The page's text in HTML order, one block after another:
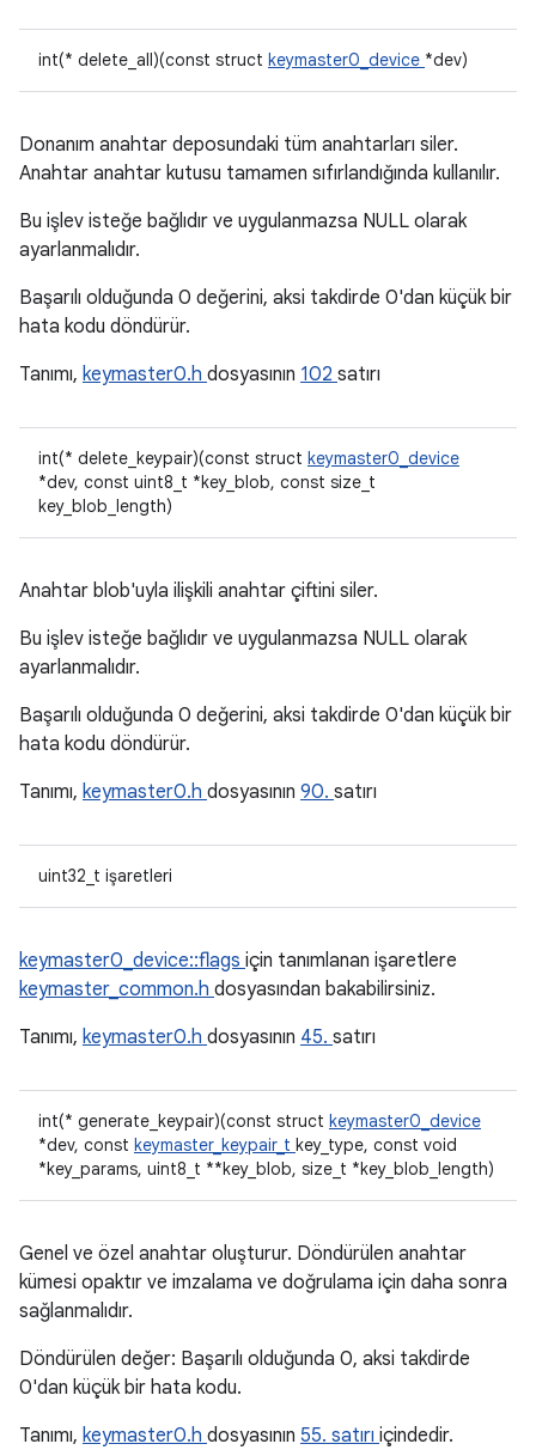
int(* delete_all)(const struct keymaster0_device *dev)
Donanım anahtar deposundaki tüm anahtarları siler.
Anahtar anahtar kutusu tamamen sıfırlandığında kullanılır.
Bu işlev isteğe bağlıdır ve uygulanmazsa NULL olarak
ayarlanmalıdır.
Başarılı olduğunda 0 değerini, aksi takdirde 0'dan küçük bir
hata kodu döndürür.
Tanımı, keymaster0.h dosyasının 102 satırı
int(* delete_keypair)(const struct keymaster0_device
*dev, const uint8_t *key_blob, const size_t
key_blob_length)
Anahtar blob'uyla ilişkili anahtar çiftini siler.
Bu işlev isteğe bağlıdır ve uygulanmazsa NULL olarak
ayarlanmalıdır.
Başarılı olduğunda 0 değerini, aksi takdirde 0'dan küçük bir
hata kodu döndürür.
Tanımı, keymaster0.h dosyasının 90. satırı
uint32_t işaretleri
keymaster0_device::flags için tanımlanan işaretlere
keymaster_common.h dosyasından bakabilirsiniz.
Tanımı, keymaster0.h dosyasının 45. satırı
int(* generate_keypair)(const struct keymaster0_device
*dev, const keymaster_keypair_t key_type, const void
*key_params, uint8_t **key_blob, size_t *key_blob_length)
Genel ve özel anahtar oluşturur. Döndürülen anahtar
kümesi opaktır ve imzalama ve doğrulama için daha sonra
sağlanmalıdır.
Döndürülen değer: Başarılı olduğunda 0, aksi takdirde
0'dan küçük bir hata kodu.
Tanımı, keymaster0.h dosyasının 55. satırı içindedir.